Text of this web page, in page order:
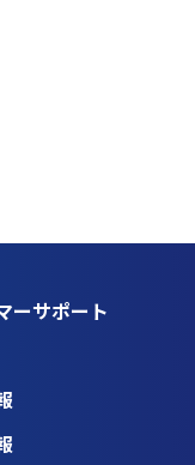
ーサポート